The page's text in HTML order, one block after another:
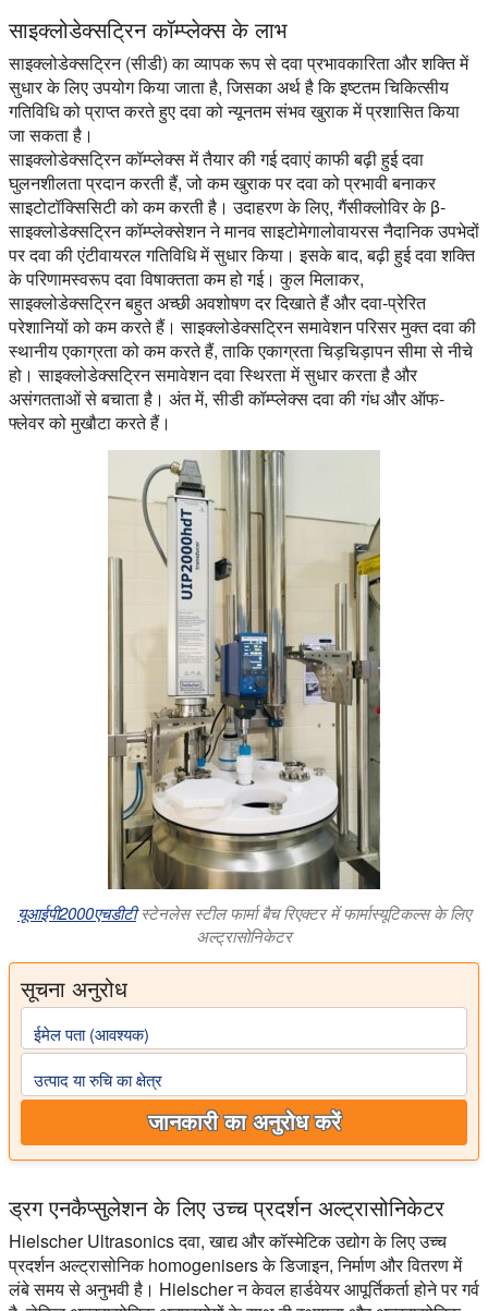
साइक्लोडेक्सट्रिन कॉम्प्लेक्स के लाभ
साइक्लोडेक्सट्रिन (सीडी) का व्यापक रूप से दवा प्रभावकारिता और शक्ति में
सुधार के लिए उपयोग किया जाता है, जिसका अर्थ है कि इष्टतम चिकित्सीय
गतिविधि को प्राप्त करते हुए दवा को न्यूनतम संभव खुराक में प्रशासित किया
जा सकता है।
साइक्लोडेक्सट्रिन कॉम्प्लेक्स में तैयार की गई दवाएं काफी बढ़ी हुई दवा
घुलनशीलता प्रदान करती हैं, जो कम खुराक पर दवा को प्रभावी बनाकर
साइटोटॉक्सिसिटी को कम करती है। उदाहरण के लिए, गैंसीक्लोविर के β-
साइक्लोडेक्सट्रिन कॉम्प्लेक्सेशन ने मानव साइटोमेगालोवायरस नैदानिक उपभेदों
पर दवा की एंटीवायरल गतिविधि में सुधार किया। इसके बाद, बढ़ी हुई दवा शक्ति
के परिणामस्वरूप दवा विषाक्तता कम हो गई। कुल मिलाकर,
साइक्लोडेक्सट्रिन बहुत अच्छी अवशोषण दर दिखाते हैं और दवा-प्रेरित
परेशानियों को कम करते हैं। साइक्लोडेक्सट्रिन समावेशन परिसर मुक्त दवा की
स्थानीय एकाग्रता को कम करते हैं, ताकि एकाग्रता चिड़चिड़ापन सीमा से नीचे
हो। साइक्लोडेक्सट्रिन समावेशन दवा स्थिरता में सुधार करता है और
असंगतताओं से बचाता है। अंत में, सीडी कॉम्प्लेक्स दवा की गंध और ऑफ-
फ्लेवर को मुखौटा करते हैं।
यूआईपी2000एचडीटीस्टेनलेस स्टील फार्मा बैच रिएक्टर में फार्मास्यूटिकल्स के लिए
अल्ट्रासोनिकेटर
सूचना अनुरोध
ईमेल पता (आवश्यक)
उत्पाद या रुचि का क्षेत्र
जानकारी का अनुरोध करें
ड्रग एनकैप्सुलेशन के लिए उच्च प्रदर्शन अल्ट्रासोनिकेटर
Hielscher Ultrasonics दवा, खाद्य और कॉस्मेटिक उद्योग के लिए उच्च
प्रदर्शन अल्ट्रासोनिक homogenisers के डिजाइन, निर्माण और वितरण में
लंबे समय से अनुभवी है। Hielscher न केवल हार्डवेयर आपूर्तिकर्ता होने पर गर्व